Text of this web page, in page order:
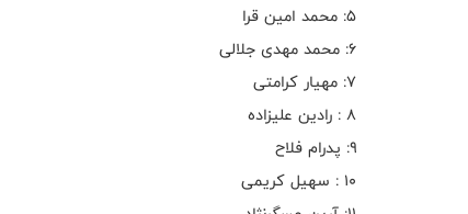
۵: محمد امین قرا
۶: محمد مهدی جلالی
۷: مهیار کرامتی
۸ : رادین علیزاده
۹: پدرام فلاح
۱۰ : سهیل کریمی